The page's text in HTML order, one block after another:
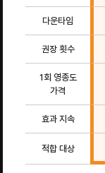
다운타임
권장 횟수
1회 영종도
가격
효과 지속
적합 대상